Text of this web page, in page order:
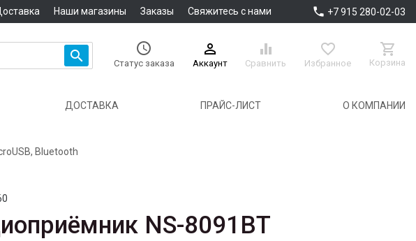
Наши магазины Заказы Свяжитесь с нами  +7 915 280-02-03
 
Статус заказа

Аккаунт

Сравнить

Избранное

Корзина
ДОСТАВКА ПРАЙС-ЛИСТ О КОМПАНИИ
Bluetooth
NS-8091BT